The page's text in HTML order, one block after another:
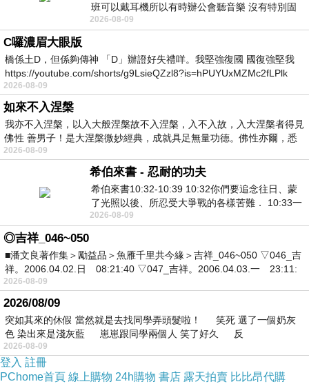
班可以戴耳機所以有時辦公會聽音樂 沒有特別固
定哪天但就是一周某一天會固定聽'90
2026-08-09
C囉濃眉大眼版
橋係土D，但係夠傳神 「D」辦證好失禮咩。我堅強復國 國復強堅我
https://youtube.com/shorts/g9LsieQZzl8?is=hPUYUxMZMc2fLPlk
2026-08-09
如來不入涅槃
我亦不入涅槃，以入大般涅槃故不入涅槃，入不入故，入大涅槃者得見
佛性 善男子！是大涅槃微妙經典，成就具足無量功德。佛性亦爾，悉
2026-08-09
希伯來書 - 忍耐的功夫
希伯來書10:32-10:39 10:32你們要追念往日、蒙
了光照以後、所忍受大爭戰的各樣苦難． 10:33一
面被毀謗、遭患難、成了戲景、叫眾人
2026-08-09
◎吉祥_046~050
■潘文良著作集＞勵益品＞魚雁千里共今緣＞吉祥_046~050 ▽046_吉
祥。2006.04.02.日 08:21:40 ▽047_吉祥。2006.04.03.一 23:11:
2026-08-09
2026/08/09
突如其來的休假 當然就是去找同學弄頭髮啦！ 笑死 選了一個奶灰
色 染出來是淺灰藍 崽崽跟同學兩個人 笑了好久 反
2026-08-09
登入 註冊
PChome首頁 線上購物 24h購物 書店 露天拍賣 比比昂代購